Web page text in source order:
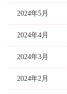
2024年5月
2024年4月
2024年3月
2024年2月